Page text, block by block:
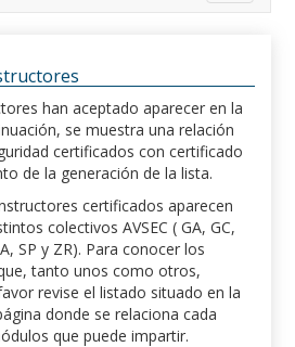
han aceptado aparecer en la
se muestra una relación
certificados con certificado
de la generación de la lista.
certificados aparecen
colectivos AVSEC ( GA, GC,
SP y ZR). Para conocer los
tanto unos como otros,
revise el listado situado en la
donde se relaciona cada
que puede impartir.